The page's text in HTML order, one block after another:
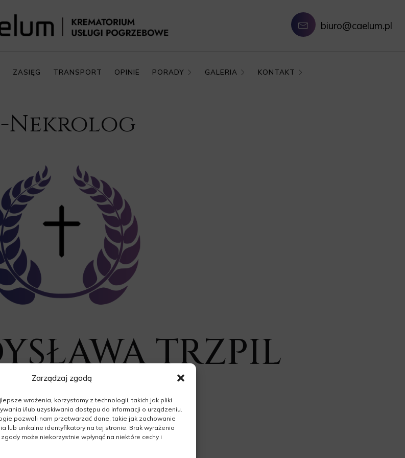
Zarządzaj zgodą
wrażenia, korzystamy z technologii, takich jak pliki
i/lub uzyskiwania dostępu do informacji o urządzeniu.
pozwoli nam przetwarzać dane, takie jak zachowanie
lub unikalne identyfikatory na tej stronie. Brak wyrażenia
może niekorzystnie wpłynąć na niektóre cechy i
biuro@caelum.pl
ZASIĘG TRANSPORT OPINIE PORADY GALERIA KONTAKT
Nekrolog
TRZPIL
10.12.1930 - 11.01.2026
Wiek: 95 lat